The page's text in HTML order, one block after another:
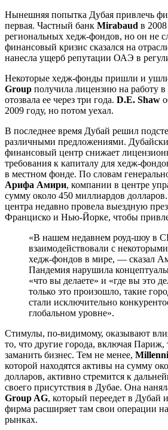
Нынешняя попытка Дубая привлечь
первая. Частный банк Mirabaud в
региональных хедж-фондов, но он не
финансовый кризис сказался на
нанесла ущерб репутации ОАЭ в
Некоторые хедж-фонды пришли и
Group получила лицензию на работу
отозвала ее через три года. D.E. Shaw
2009 году, но потом уехал.
В последнее время Дубай решил
различными предложениями.
финансовый центр снижает
требования к капиталу для хедж-
в местном фонде. По словам
Арифа Амири, компании в центре
сумму около 450 миллиардов
центра недавно провела выездную
Франциско и Нью-Йорке, чтобы
«В нашем недавнем роуд-шоу
взаимодействовали с
хедж-фондов в мире, — сказал
Пандемия нарушила
«что вы делаете» и «где вы это
только это произошло, такие
стали исключительно
глобальном уровне».
Стимулы, по-видимому, оказывают
то, что другие города, включая
заманить бизнес. Тем не менее,
которой находятся активы на сумму
долларов, активно стремится к
своего присутствия в Дубае. Она
Group AG, который переедет в Дубай
фирма расширяет там свои операции
рынках.